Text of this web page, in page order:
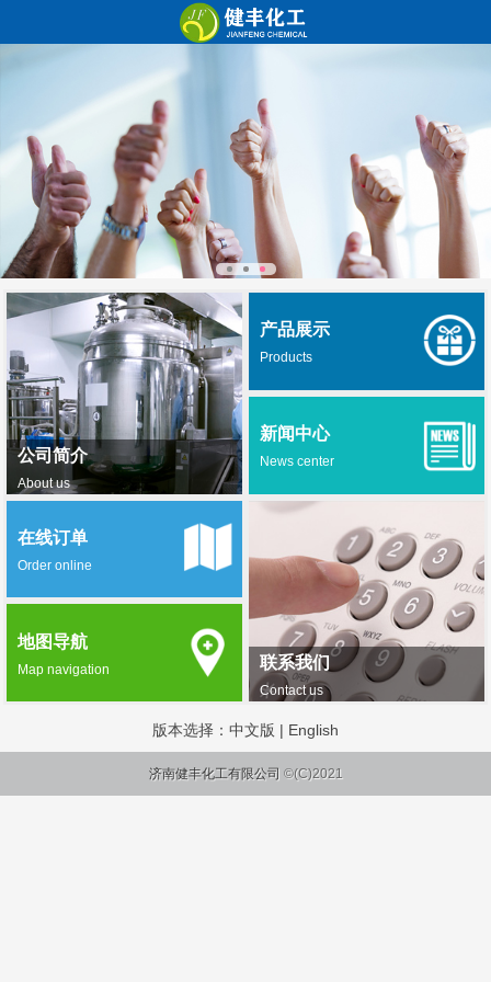
公司简介
About us
产品展示
Products
新闻中心
News center
联系我们
Contact us
在线订单
Order online
地图导航
Map navigation
版本选择： 中文版 | English
济南健丰化工有限公司 ©(C)2021